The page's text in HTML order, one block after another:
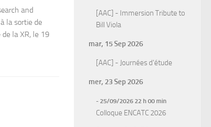
and
la sortie de
de la XR, le 19
[AAC] - Immersion Tribute to
Bill Viola
mar, 15 Sep 2026
[AAC] - Journées d'étude
mer, 23 Sep 2026
- 25/09/2026 22 h 00 min
Colloque ENCATC 2026